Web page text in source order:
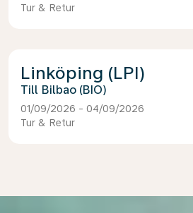
Tur & Retur
Linköping (LPI)
Bilbao (BIO)
01/09/2026 - 04/09/2026
Tur & Retur